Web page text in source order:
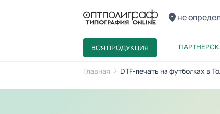
не
ВСЯ ПРОДУКЦИЯ
Главная DTF-печать на футболках в